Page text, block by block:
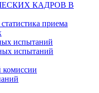
КАДРОВ В
приема
испытаний
испытаний
комиссии